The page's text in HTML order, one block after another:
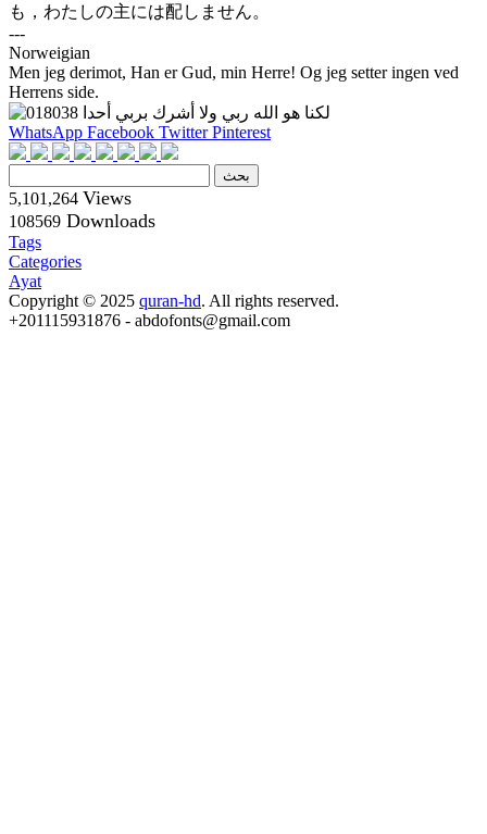
も，わたしの主には配しません。
---
Norweigian
Men jeg derimot, Han er Gud, min Herre! Og jeg setter ingen ved
Herrens side.
WhatsApp Facebook TwitterPinterest
5,101,264 Views
108569 Downloads
Tags
Categories
Ayat
Copyright © 2025 quran-hd. All rights reserved.
+201115931876 - abdofonts@gmail.com